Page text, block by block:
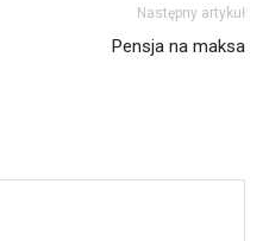
Następny artykuł
Pensja na maksa